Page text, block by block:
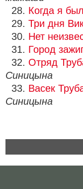
28. Когда я
29. Три дня
30. Нет
31. Город
32. Отряд
Синицына
33. Васек
Синицына